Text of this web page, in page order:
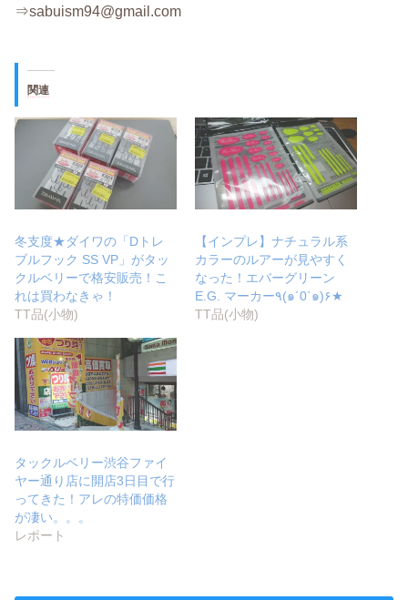
⇒sabuism94@gmail.com
関連
冬支度★ダイワの「Dトレ
ブルフック SS VP」がタッ
クルベリーで格安販売！こ
れは買わなきゃ！
TT品(小物)
【インプレ】ナチュラル系
カラーのルアーが見やすく
なった！エバーグリーン
E.G. マーカー٩(๑´0`๑)۶★
TT品(小物)
タックルベリー渋谷ファイ
ヤー通り店に開店3日目で行
ってきた！アレの特価価格
が凄い。。。
レポート